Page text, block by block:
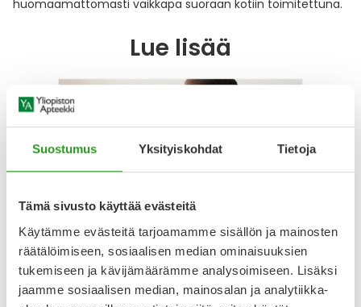
Suostumus Yksityiskohdat Tietoja
Tämä sivusto käyttää evästeitä
Käytämme evästeitä tarjoamamme sisällön ja mainosten
räätälöimiseen, sosiaalisen median ominaisuuksien
tukemiseen ja kävijämäärämme analysoimiseen. Lisäksi
jaamme sosiaalisen median, mainosalan ja analytiikka-
huomaamattomasti vaikkapa suoraan kotiin toimitettuna.
Lue lisää
Erektiohäiriö vaivaa? – Vinkit ja
tuotteet erektion parantamiseen
Erektio ei kestä vaan lopahtaa kesken
seksin? Lue tästä, miten esimerkiksi